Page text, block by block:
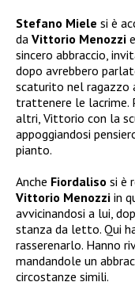
Stefano Miele si è
da Vittorio Menozzi
sincero abbraccio,
dopo avrebbero
scaturito nel ragazzo
trattenere le lacrime.
altri, Vittorio con la
appoggiandosi
pianto.
Anche Fiordaliso si è
Vittorio Menozzi in
avvicinandosi a lui,
stanza da letto. Qui
rasserenarlo. Hanno
mandandole un
circostanze simili.